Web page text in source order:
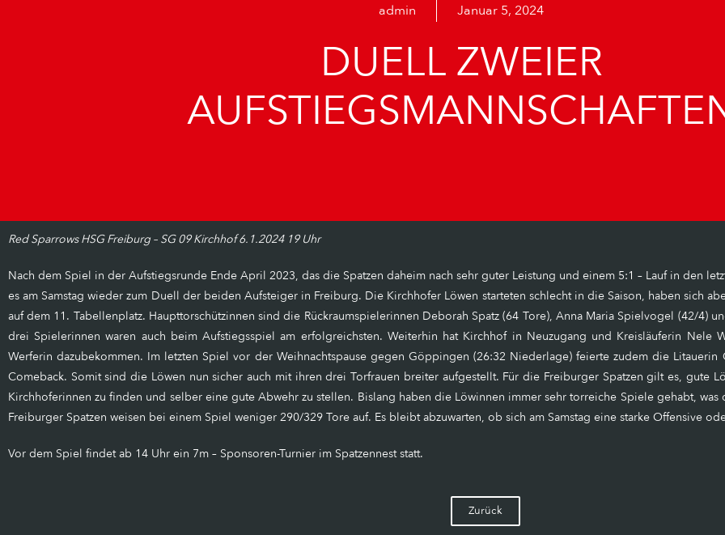
admin Januar 5, 2024
DUELL ZWEIER
Red Sparrows HSG Freiburg – SG 09 Kirchhof 6.1.2024 19 Uhr
Nach dem Spiel in der Aufstiegsrunde Ende April 2023, das die Spatzen daheim nach sehr guter Leistung und einem 5:1 – Lauf in den
es am Samstag wieder zum Duell der beiden Aufsteiger in Freiburg. Die Kirchhofer Löwen starteten schlecht in die Saison, haben sich
auf dem 11. Tabellenplatz. Haupttorschützinnen sind die Rückraumspielerinnen Deborah Spatz (64 Tore), Anna Maria Spielvogel (42/4)
drei Spielerinnen waren auch beim Aufstiegsspiel am erfolgreichsten. Weiterhin hat Kirchhof in Neuzugang und Kreisläuferin Nele
Werferin dazubekommen. Im letzten Spiel vor der Weihnachtspause gegen Göppingen (26:32 Niederlage) feierte zudem die Litauerin
Comeback. Somit sind die Löwen nun sicher auch mit ihren drei Torfrauen breiter aufgestellt. Für die Freiburger Spatzen gilt es, gute
Kirchhoferinnen zu finden und selber eine gute Abwehr zu stellen. Bislang haben die Löwinnen immer sehr torreiche Spiele gehabt,
Freiburger Spatzen weisen bei einem Spiel weniger 290/329 Tore auf. Es bleibt abzuwarten, ob sich am Samstag eine starke Offensive
Vor dem Spiel findet ab 14 Uhr ein 7m – Sponsoren-Turnier im Spatzennest statt.
Zurück